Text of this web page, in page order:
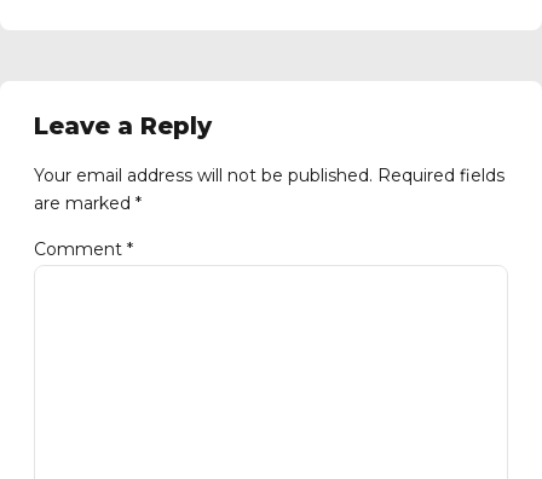
Leave a Reply
Your email address will not be published. Required fields
are marked *
Comment *